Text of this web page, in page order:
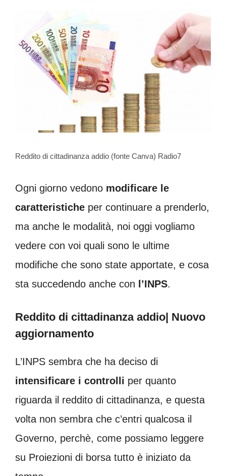
Reddito di cittadinanza addio (fonte Canva) Radio7
Ogni giorno vedono modificare le
caratteristiche per continuare a prenderlo,
ma anche le modalità, noi oggi vogliamo
vedere con voi quali sono le ultime
modifiche che sono state apportate, e cosa
sta succedendo anche con l’INPS.
Reddito di cittadinanza addio| Nuovo
aggiornamento
L’INPS sembra che ha deciso di
intensificare i controlli per quanto
riguarda il reddito di cittadinanza, e questa
volta non sembra che c’entri qualcosa il
Governo, perchè, come possiamo leggere
su Proiezioni di borsa tutto è iniziato da